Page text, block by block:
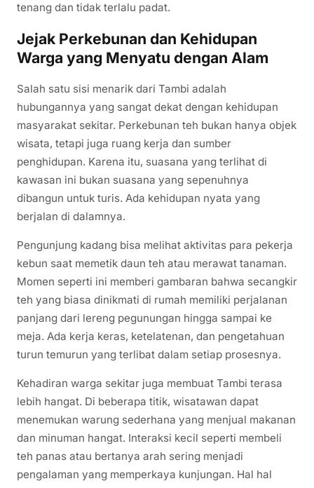
tenang dan tidak terlalu padat.
Jejak Perkebunan dan Kehidupan
Warga yang Menyatu dengan Alam
Salah satu sisi menarik dari Tambi adalah
hubungannya yang sangat dekat dengan kehidupan
masyarakat sekitar. Perkebunan teh bukan hanya objek
wisata, tetapi juga ruang kerja dan sumber
penghidupan. Karena itu, suasana yang terlihat di
kawasan ini bukan suasana yang sepenuhnya
dibangun untuk turis. Ada kehidupan nyata yang
berjalan di dalamnya.
Pengunjung kadang bisa melihat aktivitas para pekerja
kebun saat memetik daun teh atau merawat tanaman.
Momen seperti ini memberi gambaran bahwa secangkir
teh yang biasa dinikmati di rumah memiliki perjalanan
panjang dari lereng pegunungan hingga sampai ke
meja. Ada kerja keras, ketelatenan, dan pengetahuan
turun temurun yang terlibat dalam setiap prosesnya.
Kehadiran warga sekitar juga membuat Tambi terasa
lebih hangat. Di beberapa titik, wisatawan dapat
menemukan warung sederhana yang menjual makanan
dan minuman hangat. Interaksi kecil seperti membeli
teh panas atau bertanya arah sering menjadi
pengalaman yang memperkaya kunjungan. Hal hal